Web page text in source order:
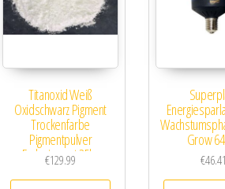
Titanoxid Weiß
Oxidschwarz Pigment
Trockenfarbe
Pigmentpulver
Farbpigment 25kg
€129.99
Grow
€46.41